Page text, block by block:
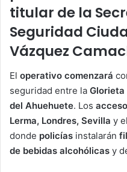
titular de la
Seguridad
Vázquez
El operativo comenzará
seguridad entre la Glorieta
del Ahuehuete. Los
Lerma, Londres, Sevilla y
donde policías instalarán
de bebidas alcohólicas y